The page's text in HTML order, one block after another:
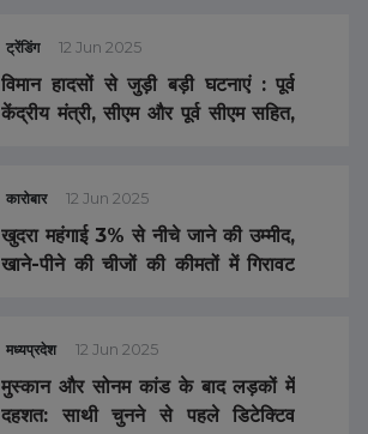
ट्रेंडिंग 12 Jun 2025
विमान हादसों से जुड़ी बड़ी घटनाएं : पूर्व
केंद्रीय मंत्री, सीएम और पूर्व सीएम सहित,
कारोबार 12 Jun 2025
खुदरा महंगाई 3% से नीचे जाने की उम्मीद,
खाने-पीने की चीजों की कीमतों में गिरावट
मध्यप्रदेश 12 Jun 2025
मुस्कान और सोनम कांड के बाद लड़कों में
दहशत: साथी चुनने से पहले डिटेक्टिव